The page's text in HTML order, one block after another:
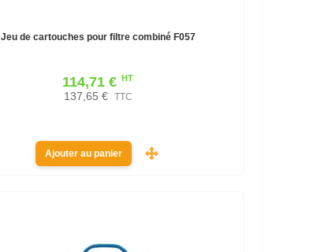
Jeu de cartouches pour filtre combiné F057
114,71 € HT
137,65 € TTC
Ajouter au panier